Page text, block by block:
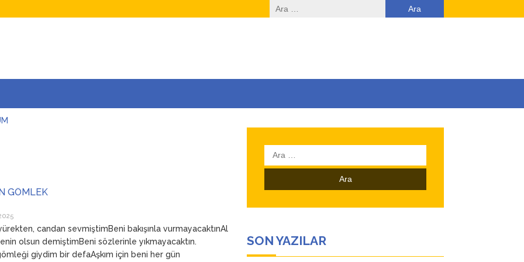
Arama:
GÖMLEK
candan sevmiştimBeni bakışınla vurmayacaktınAl
olsun demiştimBeni sözlerinle yıkmayacaktın.
giydim bir defaAşkım için beni her gün
Arama:
SON YAZILAR